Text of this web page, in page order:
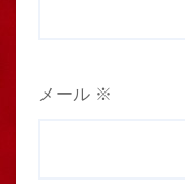
メール ※